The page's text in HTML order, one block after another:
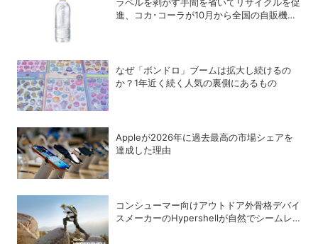
進、コカ･コーラが10月から全国の自販機で
なぜ「ボンドロ」ブームは拡大し続けるの
か？1年近く続く人気の裏側にあるもの
Appleが2026年に過去最⾼の市場シェアを
達成した理由
コンシューマー向けアウトドア外骨格デバイ
スメーカーのHypershellが自然でシームレ